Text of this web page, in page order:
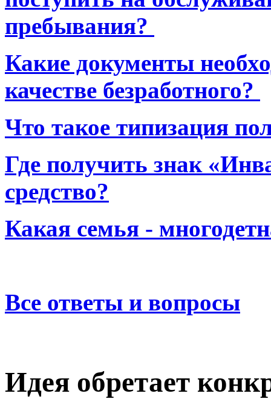
пребывания?
Какие документы
качестве безработного?
Что такое типизация
Где получить знак
средство?
Какая семья -
Все ответы и вопросы
Идея обретает